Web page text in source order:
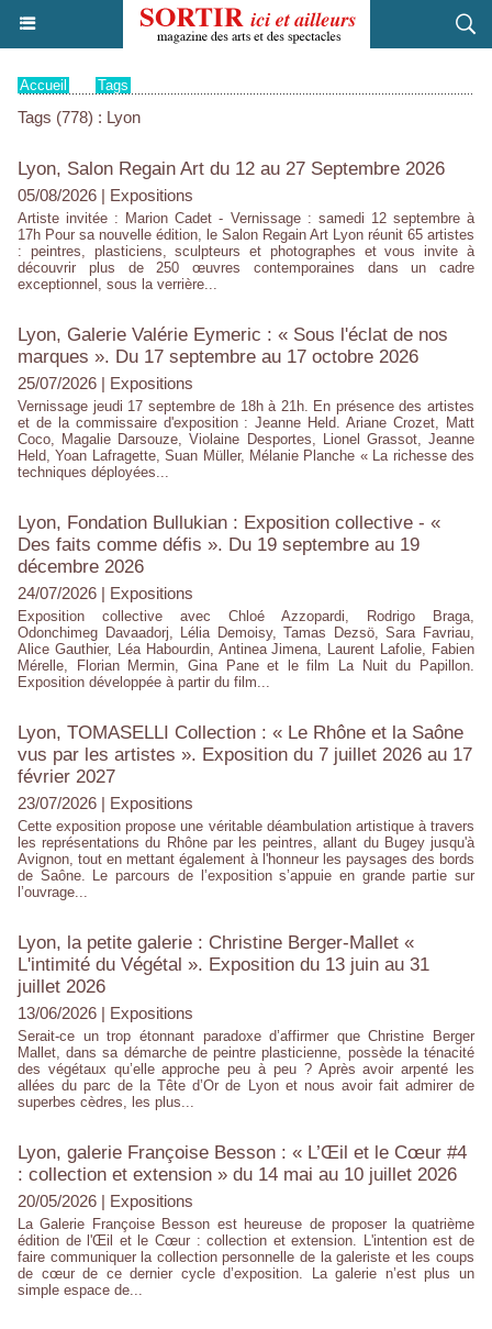
Accueil Tags
Tags (778) : Lyon
Lyon, Salon Regain Art du 12 au 27 Septembre 2026
05/08/2026 | Expositions
Artiste invitée : Marion Cadet - Vernissage : samedi 12 septembre à
17h Pour sa nouvelle édition, le Salon Regain Art Lyon réunit 65 artistes
: peintres, plasticiens, sculpteurs et photographes et vous invite à
découvrir plus de 250 œuvres contemporaines dans un cadre
exceptionnel, sous la verrière...
Lyon, Galerie Valérie Eymeric : « Sous l'éclat de nos
marques ». Du 17 septembre au 17 octobre 2026
25/07/2026 | Expositions
Vernissage jeudi 17 septembre de 18h à 21h. En présence des artistes
et de la commissaire d'exposition : Jeanne Held. Ariane Crozet, Matt
Coco, Magalie Darsouze, Violaine Desportes, Lionel Grassot, Jeanne
Held, Yoan Lafragette, Suan Müller, Mélanie Planche « La richesse des
techniques déployées...
Lyon, Fondation Bullukian : Exposition collective - «
Des faits comme défis ». Du 19 septembre au 19
décembre 2026
24/07/2026 | Expositions
Exposition collective avec Chloé Azzopardi, Rodrigo Braga,
Odonchimeg Davaadorj, Lélia Demoisy, Tamas Dezsö, Sara Favriau,
Alice Gauthier, Léa Habourdin, Antinea Jimena, Laurent Lafolie, Fabien
Mérelle, Florian Mermin, Gina Pane et le film La Nuit du Papillon.
Exposition développée à partir du film...
Lyon, TOMASELLI Collection : « Le Rhône et la Saône
vus par les artistes ». Exposition du 7 juillet 2026 au 17
février 2027
23/07/2026 | Expositions
Cette exposition propose une véritable déambulation artistique à travers
les représentations du Rhône par les peintres, allant du Bugey jusqu'à
Avignon, tout en mettant également à l'honneur les paysages des bords
de Saône. Le parcours de l’exposition s’appuie en grande partie sur
l’ouvrage...
Lyon, la petite galerie : Christine Berger-Mallet «
L'intimité du Végétal ». Exposition du 13 juin au 31
juillet 2026
13/06/2026 | Expositions
Serait-ce un trop étonnant paradoxe d’affirmer que Christine Berger
Mallet, dans sa démarche de peintre plasticienne, possède la ténacité
des végétaux qu’elle approche peu à peu ? Après avoir arpenté les
allées du parc de la Tête d’Or de Lyon et nous avoir fait admirer de
superbes cèdres, les plus...
Lyon, galerie Françoise Besson : « L’Œil et le Cœur #4
: collection et extension » du 14 mai au 10 juillet 2026
20/05/2026 | Expositions
La Galerie Françoise Besson est heureuse de proposer la quatrième
édition de l'Œil et le Cœur : collection et extension. L'intention est de
faire communiquer la collection personnelle de la galeriste et les coups
de cœur de ce dernier cycle d’exposition. La galerie n’est plus un
simple espace de...